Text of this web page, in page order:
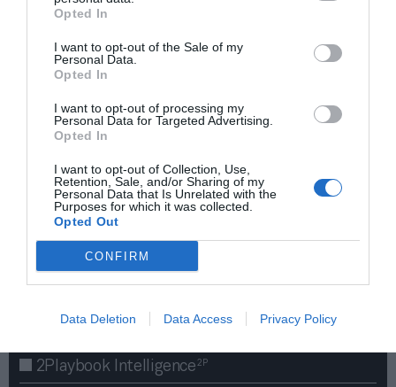
Opted In
I want to opt-out of the Sale of my
Personal Data.
Opted In
I want to opt-out of processing my
Personal Data for Targeted Advertising.
Opted In
I want to opt-out of Collection, Use,
Retention, Sale, and/or Sharing of my
Personal Data that Is Unrelated with the
Purposes for which it was collected.
Opted Out
CONFIRM
Data Deletion Data Access Privacy Policy
¡Haz click aquí y accede sin límites a contenidos
y eventos para Socios!​​​​​​​
2Playbook Intelligence2P